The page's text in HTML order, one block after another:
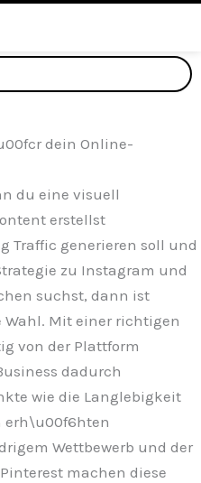
dein Online-
du eine visuell
erstellst
Traffic generieren soll und
zu Instagram und
suchst, dann ist
Wahl. Mit einer richtigen
von der Plattform
dadurch
wie die Langlebigkeit
erh\u00f6hten
Wettbewerb und der
machen diese